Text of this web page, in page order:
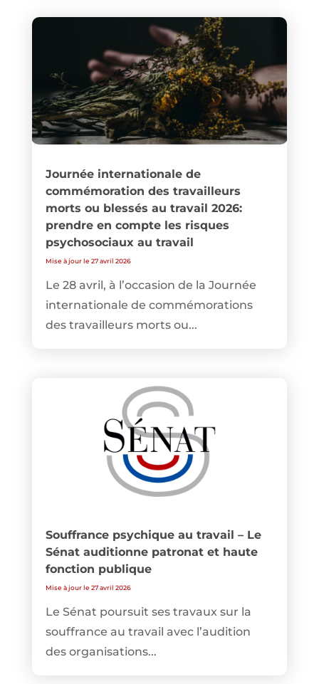
Journée internationale de
commémoration des travailleurs
morts ou blessés au travail 2026:
prendre en compte les risques
psychosociaux au travail
Mise à jour le 27 avril 2026
Le 28 avril, à l’occasion de la Journée
internationale de commémorations
des travailleurs morts ou...
Souffrance psychique au travail – Le
Sénat auditionne patronat et haute
fonction publique
Mise à jour le 27 avril 2026
Le Sénat poursuit ses travaux sur la
souffrance au travail avec l’audition
des organisations...